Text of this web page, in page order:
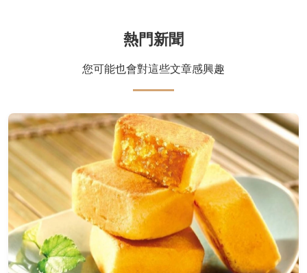
熱門新聞
您可能也會對這些文章感興趣